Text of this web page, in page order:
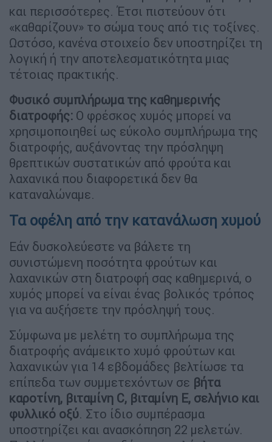
και περισσότερες. Έτσι πιστεύουν ότι
«καθαρίζουν» το σώμα τους από τις τοξίνες.
Ωστόσο, κανένα στοιχείο δεν υποστηρίζει τη
λογική ή την αποτελεσματικότητα μιας
τέτοιας πρακτικής.
Φυσικό συμπλήρωμα της καθημερινής
διατροφής: Ο φρέσκος χυμός μπορεί να
χρησιμοποιηθεί ως εύκολο συμπλήρωμα της
διατροφής, αυξάνοντας την πρόσληψη
θρεπτικών συστατικών από φρούτα και
λαχανικά που διαφορετικά δεν θα
καταναλώναμε.
Τα οφέλη από την κατανάλωση χυμού
Εάν δυσκολεύεστε να βάλετε τη
συνιστώμενη ποσότητα φρούτων και
λαχανικών στη διατροφή σας καθημερινά, ο
χυμός μπορεί να είναι ένας βολικός τρόπος
για να αυξήσετε την πρόσληψή τους.
Σύμφωνα με μελέτη το συμπλήρωμα της
διατροφής ανάμεικτο χυμό φρούτων και
λαχανικών για 14 εβδομάδες βελτίωσε τα
επίπεδα των συμμετεχόντων σε βήτα
καροτίνη, βιταμίνη C, βιταμίνη Ε, σελήνιο και
φυλλικό οξύ. Στο ίδιο συμπέρασμα
υποστηρίζει και ανασκόπηση 22 μελετών.